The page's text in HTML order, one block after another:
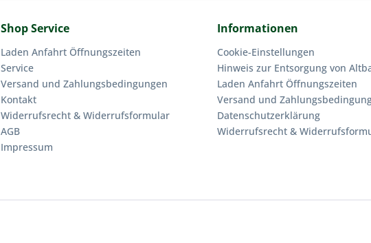
Shop Service
Laden Anfahrt Öffnungszeiten
Service
Versand und Zahlungsbedingungen
Kontakt
Widerrufsrecht & Widerrufsformular
AGB
Impressum
Informationen
Cookie-Einstellungen
Hinweis zur Entsorgung von
Laden Anfahrt Öffnungszeiten
Versand und
Datenschutzerklärung
Widerrufsrecht &